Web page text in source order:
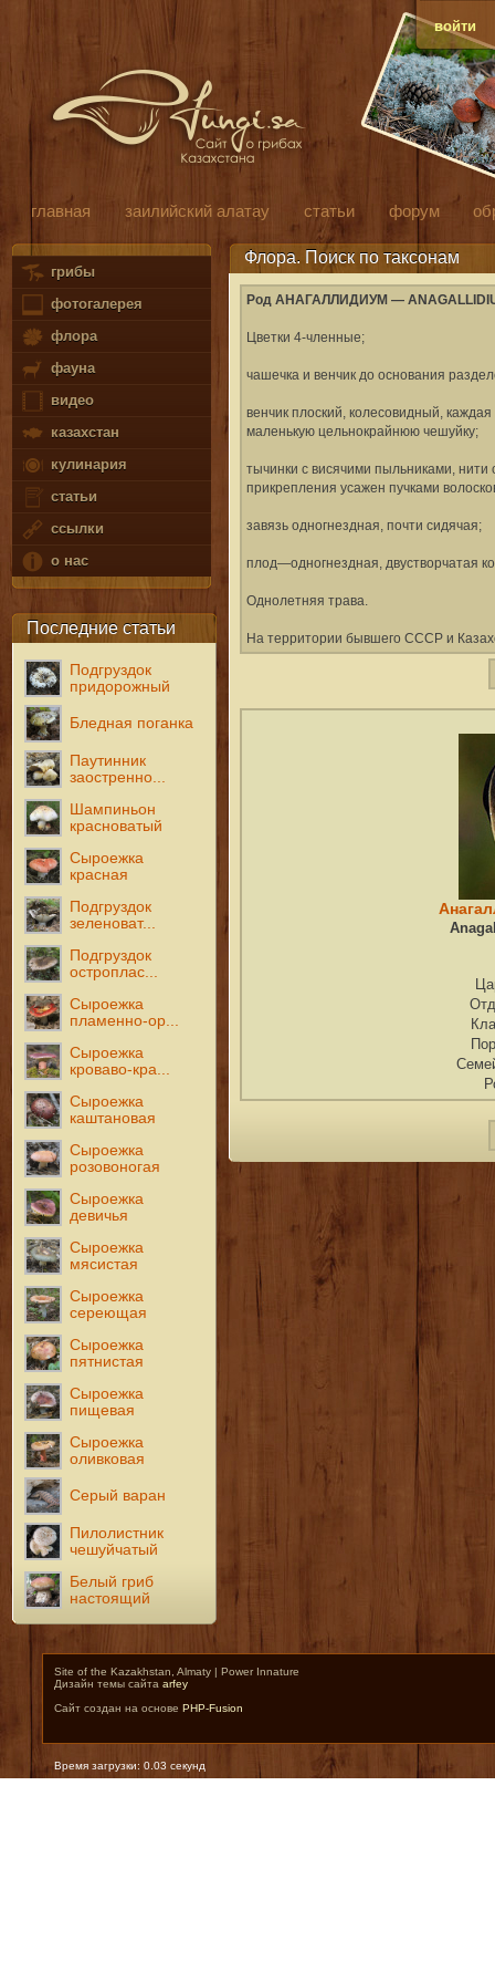
войти
главная заилийский алатау статьи форум
грибы
фотогалерея
флора
фауна
видео
казахстан
кулинария
статьи
ссылки
о нас
Последние статьи
Подгруздок
придорожный
Бледная поганка
Паутинник
заостренно...
Шампиньон
красноватый
Сыроежка
красная
Подгруздок
зеленоват...
Подгруздок
остроплас...
Сыроежка
пламенно-ор...
Сыроежка
кроваво-кра...
Сыроежка
каштановая
Сыроежка
розовоногая
Сыроежка
девичья
Сыроежка
мясистая
Сыроежка
сереющая
Сыроежка
пятнистая
Сыроежка
пищевая
Сыроежка
оливковая
Серый варан
Пилолистник
чешуйчатый
Белый гриб
настоящий
Флора. Поиск по таксонам
Род АНАГАЛЛИДИУМ —
Цветки 4-членные;
чашечка и венчик до основания
венчик плоский, колесовидный,
маленькую цельнокрайнюю чешуйку;
тычинки с висячими пыльниками, нити
прикрепления усажен пучками
завязь одногнездная, почти сидячая;
плод—одногнездная, двустворчатая
Однолетняя трава.
На территории бывшего СССР и
Site of the Kazakhstan, Almaty | Power Innature
Дизайн темы сайта arfey
Сайт создан на основе PHP-Fusion
Время загрузки: 0.03 секунд